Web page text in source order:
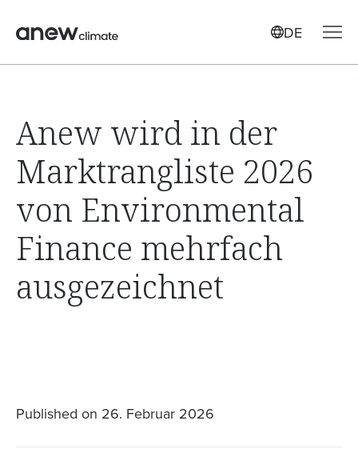
DE
Anew wird in der
Marktrangliste 2026
von Environmental
Finance mehrfach
ausgezeichnet
Published on 26. Februar 2026